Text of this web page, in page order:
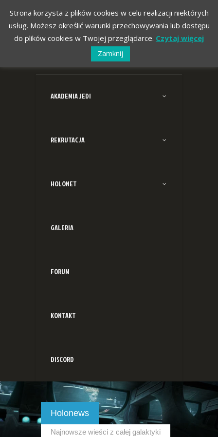
AKADEMIA JEDI
REKRUTACJA
HOLONET
GALERIA
FORUM
KONTAKT
DISCORD
Holonews
Najnowsze wieści z całej galaktyki
Strona korzysta z plików cookies w celu realizacji niektórych
usług. Możesz określić warunki przechowywania lub dostępu
do plików cookies w Twojej przeglądarce. Czytaj więcej
Zamknij